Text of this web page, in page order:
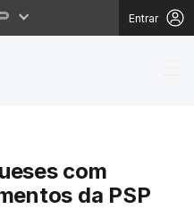
Entrar
com
da PSP